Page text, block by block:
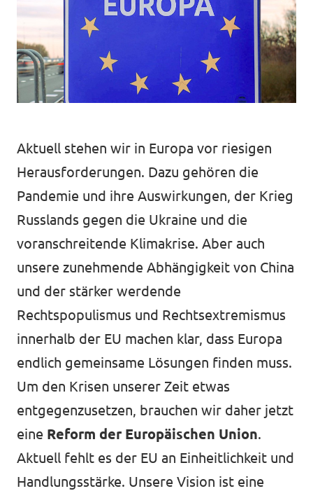
Mache bei uns mit!
Deine Spende für Volt!
Mitmachen
Transparenz
Datenschutz
Impressum
Aktuell stehen wir in Europa vor riesigen
Herausforderungen. Dazu gehören die
Pandemie und ihre Auswirkungen, der Krieg
Russlands gegen die Ukraine und die
voranschreitende Klimakrise. ​​Aber auch
unsere zunehmende Abhängigkeit von China
und der stärker werdende
Rechtspopulismus und Rechtsextremismus
innerhalb der EU machen klar, dass Europa
endlich gemeinsame Lösungen finden muss.
Um den Krisen unserer Zeit etwas
entgegenzusetzen, brauchen wir daher jetzt
eine Reform der Europäischen Union.
Aktuell fehlt es der EU an Einheitlichkeit und
Handlungsstärke. Unsere Vision ist eine